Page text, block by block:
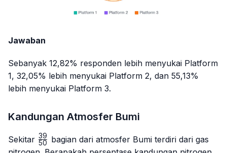
Jawaban
Sebanyak 12,82% responden lebih menyukai Platform
1, 32,05% lebih menyukai Platform 2, dan 55,13%
lebih menyukai Platform 3.
Kandungan Atmosfer Bumi
Sekitar \frac{39}
{50}
50
39
bagian dari atmosfer Bumi terdiri dari gas